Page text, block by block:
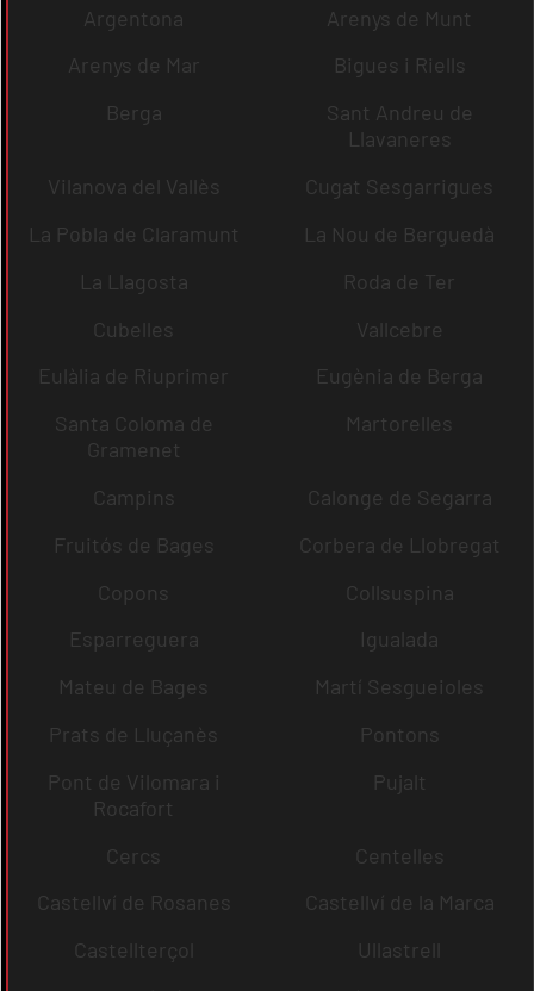
Argentona
Arenys de Munt
Arenys de Mar
Bigues i Riells
Berga
Sant Andreu de
Llavaneres
Vilanova del Vallès
Cugat Sesgarrigues
La Pobla de Claramunt
La Nou de Berguedà
La Llagosta
Roda de Ter
Cubelles
Vallcebre
Eulàlia de Riuprimer
Eugènia de Berga
Santa Coloma de
Gramenet
Martorelles
Campins
Calonge de Segarra
Fruitós de Bages
Corbera de Llobregat
Copons
Collsuspina
Esparreguera
Igualada
Mateu de Bages
Martí Sesgueioles
Prats de Lluçanès
Pontons
Pont de Vilomara i
Rocafort
Pujalt
Cercs
Centelles
Castellví de Rosanes
Castellví de la Marca
Castellterçol
Ullastrell